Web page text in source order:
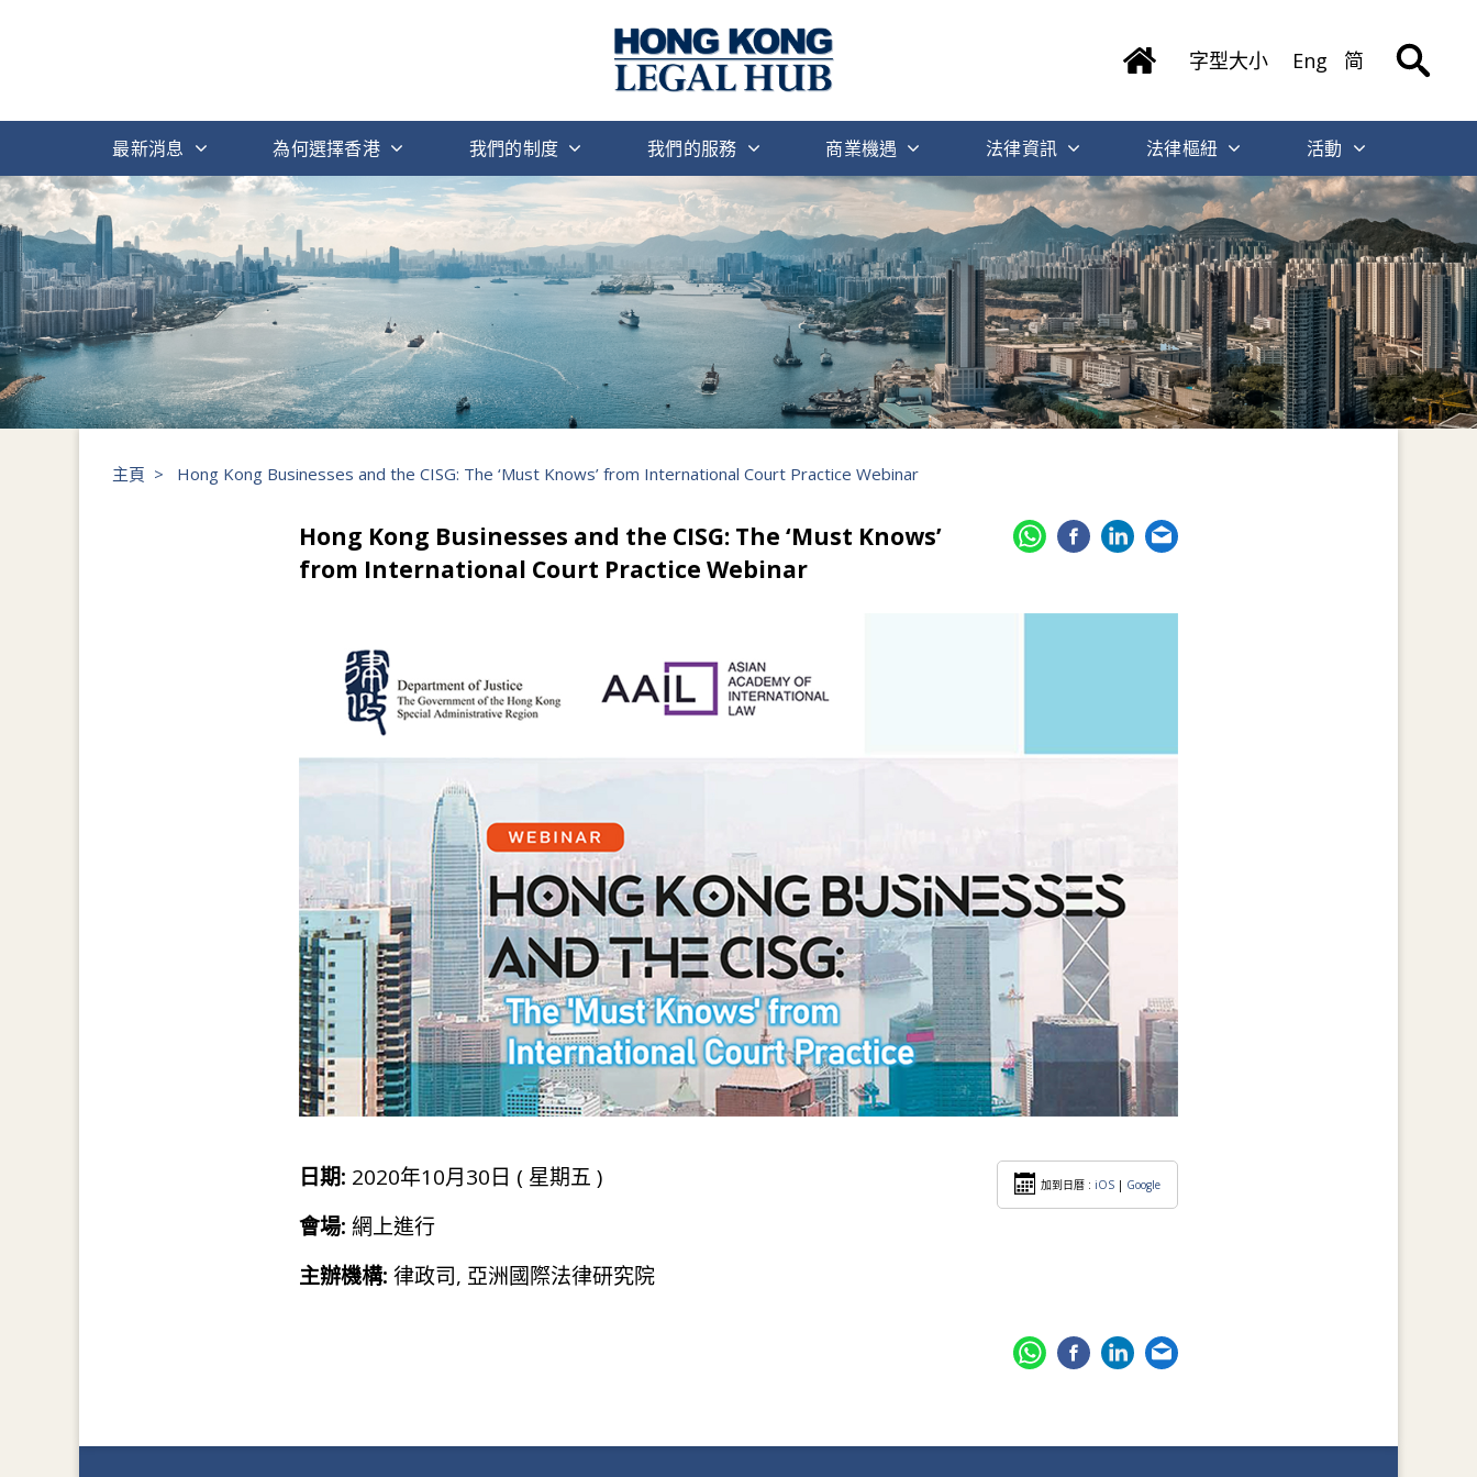
字型大小 Eng 简
最新消息 為何選擇香港 我們的制度 我們的服務 商業機遇 法律資訊 法律樞紐 活動
主頁 > Hong Kong Businesses and the CISG: The ‘Must Knows’ from International Court Practice Webinar
Hong Kong Businesses and the CISG: The ‘Must Knows’
from International Court Practice Webinar
日期: 2020年10月30日 ( 星期五 )
會場: 網上進行
主辦機構: 律政司, 亞洲國際法律研究院
加到日暦 : iOS | Google